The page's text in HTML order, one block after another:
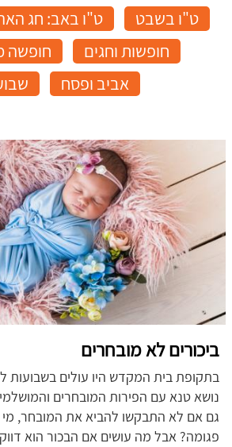
ט"ו בשבט
ט"ו באב: חג
חופשות וחגים
חופשה
אביב ופסח
ביכורים לא מובחרים
בתקופת בית המקדש היו עולים בשבועות
נושא טנא עם הפירות המובחרים
גם אם לא התבקשו להביא את המובחר, מי
פגומה? אבל מה עושים אם הבכור הוא